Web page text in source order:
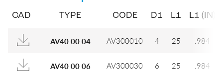
CAD TYPE CODE D1 L1 L1 (IN)
AV40 00 04 AV300010 4 25 .984
AV40 00 06 AV300030 6 25 .984